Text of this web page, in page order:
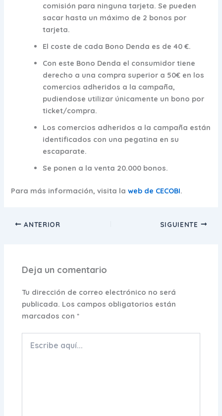
comisión para ninguna tarjeta. Se pueden
sacar hasta un máximo de 2 bonos por
tarjeta.
El coste de cada Bono Denda es de 40 €.
Con este Bono Denda el consumidor tiene
derecho a una compra superior a 50€ en los
comercios adheridos a la campaña,
pudiendose utilizar únicamente un bono por
ticket/compra.
Los comercios adheridos a la campaña están
identificados con una pegatina en su
escaparate.
Se ponen a la venta 20.000 bonos.
Para más información, visita laweb de CECOBI.
ANTERIOR SIGUIENTE
Deja un comentario
Tu dirección de correo electrónico no será
publicada. Los campos obligatorios están
marcados con*
aquí...